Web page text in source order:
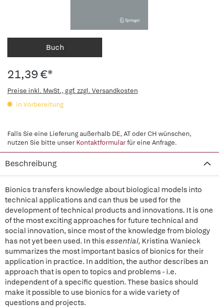
Buch
21,39 €*
Preise inkl. MwSt., ggf. zzgl. Versandkosten
in Vorbereitung
Falls Sie eine Lieferung außerhalb DE, AT oder CH wünschen,
nutzen Sie bitte unser Kontaktformularfür eine Anfrage.
Beschreibung
Bionics transfers knowledge about biological models into
technical applications and can thus be used for the
development of technical products and innovations. It is one
of the most exciting approaches for future technical and
social innovation, since most of the knowledge from biology
has not yet been used. In thisessential, Kristina Wanieck
summarizes the most important basics of bionics for their
application in practice. In addition, the author describes an
approach that is open to topics and problems - i.e.
independent of a specific question. These basics should
make it possible to use bionics for a wide variety of
questions and projects.